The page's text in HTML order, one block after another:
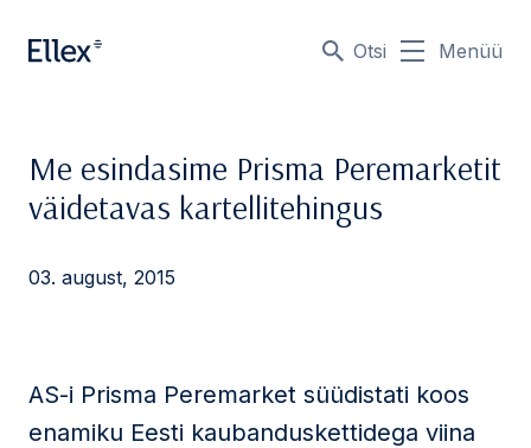
Otsi Menüü
Me esindasime Prisma Peremarketit
väidetavas kartellitehingus
03. august, 2015
AS-i Prisma Peremarket süüdistati koos
enamiku Eesti kaubanduskettidega viina